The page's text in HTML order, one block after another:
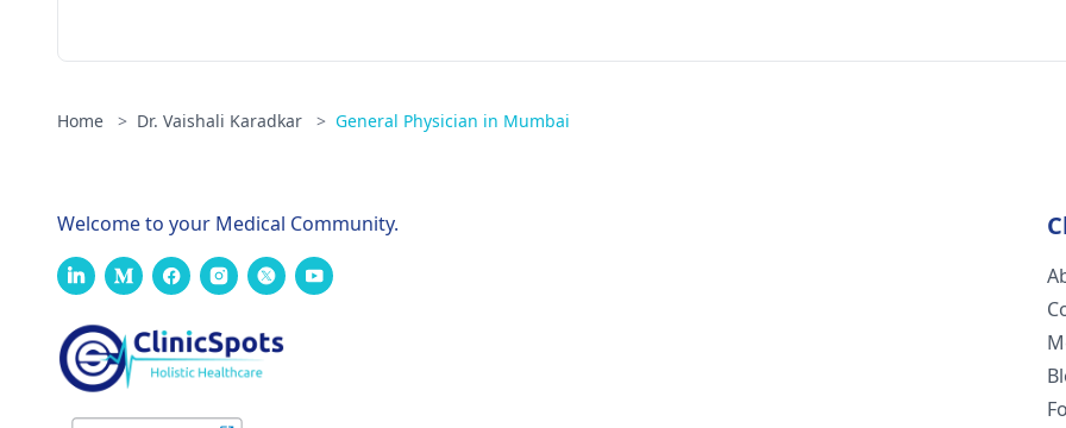
Home > Dr. Vaishali Karadkar > General Physician in Mumbai
Welcome to your Medical Community.